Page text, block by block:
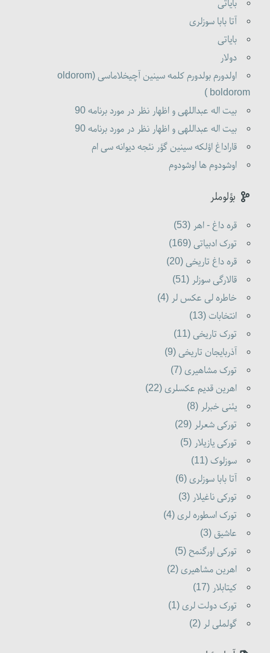
بایاتی
آتا بابا سوزلری
بایاتی
دولار
اولدورم بولدورم کلمه سینین آچیخلاماسی (oldorom
boldorom )
بیت اله عبداللهی و اظهار نظر در مورد برنامه 90
بیت اله عبداللهی و اظهار نظر در مورد برنامه 90
قاراداغ اؤلکه سینین گؤر نئجه دیوانه سی ام
اوشودوم ها اوشودوم
بؤلوملر
قره داغ - اهر (53)
تورک ادبیاتی (169)
قره داغ تاریخی (20)
قالارگی سوزلر (51)
خاطره لی عکس لر (4)
انتخابات (13)
تورک تاریخی (11)
آذربایجان تاریخی (9)
تورک مشاهیری (7)
اهرین قدیم عکسلری (22)
یئنی خبرلر (8)
تورکی شعرلر (29)
تورکی یازیلار (5)
سوزلوک (11)
آتا بابا سوزلری (6)
تورکی ناغیلار (3)
تورک اسطوره لری (4)
عاشیق (3)
تورکی اورگنمح (5)
اهرین مشاهیری (2)
کیتابلار (17)
تورک دولت لری (1)
گولملی لر (2)